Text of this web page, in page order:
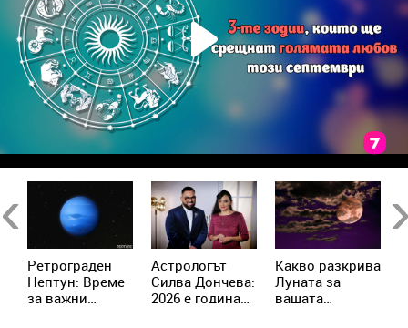
Ретрограден
Нептун: Време
за важни
Астрологът
Силва Дончева:
2026 е година
Kакво разкрива
Луната за
вашата